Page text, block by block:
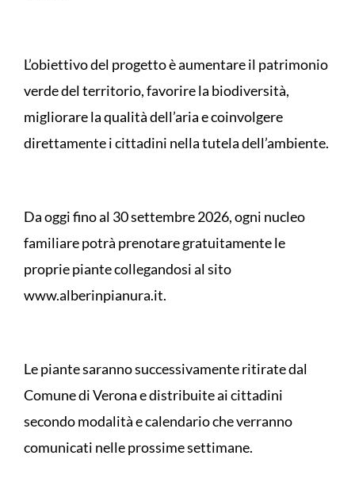
L’obiettivo del progetto è aumentare il patrimonio
verde del territorio, favorire la biodiversità,
migliorare la qualità dell’aria e coinvolgere
direttamente i cittadini nella tutela dell’ambiente.
Da oggi fino al 30 settembre 2026, ogni nucleo
familiare potrà prenotare gratuitamente le
proprie piante collegandosi al sito
www.alberinpianura.it.
Le piante saranno successivamente ritirate dal
Comune di Verona e distribuite ai cittadini
secondo modalità e calendario che verranno
comunicati nelle prossime settimane.